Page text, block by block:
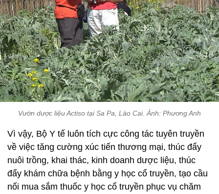
Vườn dược liệu Actiso tại Sa Pa, Lào Cai. Ảnh: Phương Anh
Vì vậy, Bộ Y tế luôn tích cực công tác tuyên truyền
về việc tăng cường xúc tiến thương mại, thúc đẩy
nuôi trồng, khai thác, kinh doanh dược liệu, thúc
đẩy khám chữa bệnh bằng y học cổ truyền, tạo cầu
nối mua sắm thuốc y học cổ truyền phục vụ chăm